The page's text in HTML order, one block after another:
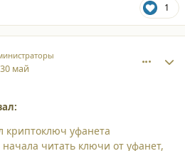
1
30 май
криптоключ уфанета
читать ключи от уфанет,